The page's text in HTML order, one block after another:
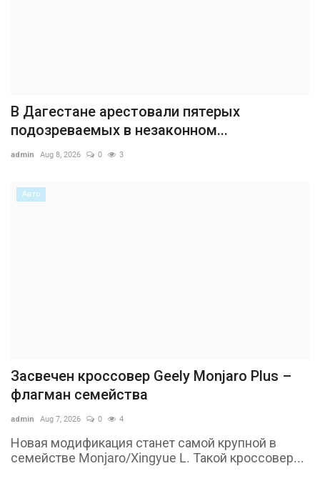
В Дагестане арестовали пятерых
подозреваемых в незаконном...
admin Aug 8, 2026 0 3
Авто
Засвечен кроссовер Geely Monjaro Plus –
флагман семейства
admin Aug 7, 2026 0 4
Новая модификация станет самой крупной в
семействе Monjaro/Xingyue L. Такой кроссовер...